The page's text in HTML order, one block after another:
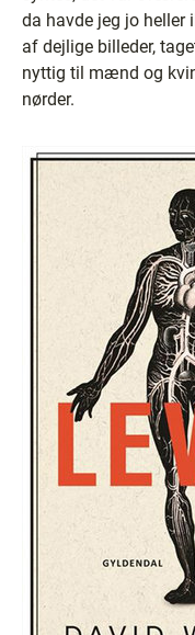
da havde jeg jo heller
af dejlige billeder,
nyttig til mænd og
nørder.